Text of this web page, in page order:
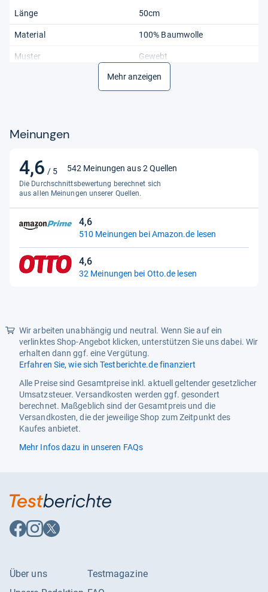
Länge 50cm
Material 100% Baumwolle
Muster Gewebt
Kissen
Mehr anzeigen
Meinungen
4,6 / 5
4,6
von
5
Sternen
542 Meinungen aus 2 Quellen
Die Durchschnittsbewertung berechnet sich
aus allen Meinungen unserer Quellen.
4,6
4,6
von
Sternen
510 Meinungen bei Amazon.de lesen
4,6
4,6
von
32 Meinungen bei Otto.de lesen
Wir arbeiten unabhängig und neutral. Wenn Sie auf ein
verlinktes Shop-Angebot klicken, unterstützen Sie uns dabei. Wir
erhalten dann ggf. eine Vergütung.
Erfahren Sie, wie sich Testberichte.de finanziert
Alle Preise sind Gesamtpreise inkl. aktuell geltender gesetzlicher
Umsatzsteuer. Versandkosten werden ggf. gesondert
berechnet. Maßgeblich sind der Gesamtpreis und die
Versandkosten, die der jeweilige Shop zum Zeitpunkt des
Kaufes anbietet.
Mehr Infos dazu in unseren FAQs
Auf
Facebook
Auf
Instagram
Auf
X
Über uns
Testmagazine